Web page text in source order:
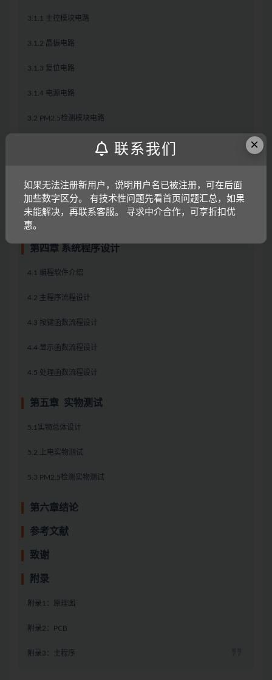
3.1.1 主控模块电路
3.1.2 晶振电路
3.1.3 复位电路
3.1.4 电源电路
3.2 PM2.5检测模块电路
3.6 声光报警电路
3.7 按键电路
第四章 系统程序设计
4.1 编程软件介绍
4.2 主程序流程设计
4.3 按键函数流程设计
4.4 显示函数流程设计
4.5 处理函数流程设计
第五章 实物测试
5.1实物总体设计
5.2 上电实物测试
5.3 PM2.5检测实物测试
第六章结论
参考文献
致谢
附录
附录1：原理图
附录2：PCB
附录3：主程序
×
联系我们
如果无法注册新用户，说明用户名已被注册，可在后面
加些数字区分。 有技术性问题先看首页问题汇总，如果
未能解决，再联系客服。 寻求中介合作，可享折扣优
惠。